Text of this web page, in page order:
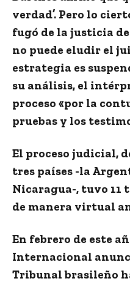
verdad’. Pero lo
fugó de la justicia
no puede eludir el
estrategia es
su análisis, el
proceso «por la
pruebas y los
El proceso judicial,
tres países -la
Nicaragua-, tuvo 11
de manera virtual
En febrero de este
Internacional
Tribunal brasileño